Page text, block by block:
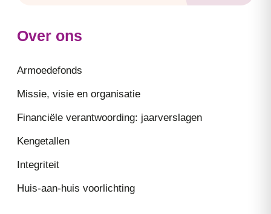
Over ons
Armoedefonds
Missie, visie en organisatie
Financiële verantwoording: jaarverslagen
Kengetallen
Integriteit
Huis-aan-huis voorlichting